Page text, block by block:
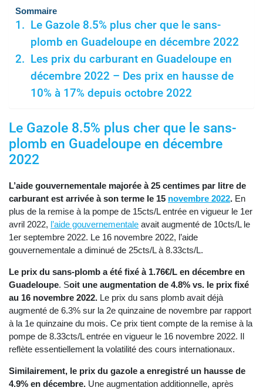
Sommaire
Le Gazole 8.5% plus cher que le sans-
plomb en Guadeloupe en décembre 2022
Les prix du carburant en Guadeloupe en
décembre 2022 – Des prix en hausse de
10% à 17% depuis octobre 2022
Le Gazole 8.5% plus cher que le sans-
plomb en Guadeloupe en décembre
2022
L’aide gouvernementale majorée à 25 centimes par litre de
carburant est arrivée à son terme le 15 novembre 2022. En
plus de la remise à la pompe de 15cts/L entrée en vigueur le 1er
avril 2022, l’aide gouvernementale avait augmenté de 10cts/L le
1er septembre 2022. Le 16 novembre 2022, l’aide
gouvernementale a diminué de 25cts/L à 8.33cts/L.
Le prix du sans-plomb a été fixé à 1.76€/L en décembre en
Guadeloupe. Soit une augmentation de 4.8% vs. le prix fixé
au 16 novembre 2022. Le prix du sans plomb avait déjà
augmenté de 6.3% sur la 2e quinzaine de novembre par rapport
à la 1e quinzaine du mois. Ce prix tient compte de la remise à la
pompe de 8.33cts/L entrée en vigueur le 16 novembre 2022. Il
reflète essentiellement la volatilité des cours internationaux.
Similairement, le prix du gazole a enregistré un hausse de
4.9% en décembre. Une augmentation additionnelle, après